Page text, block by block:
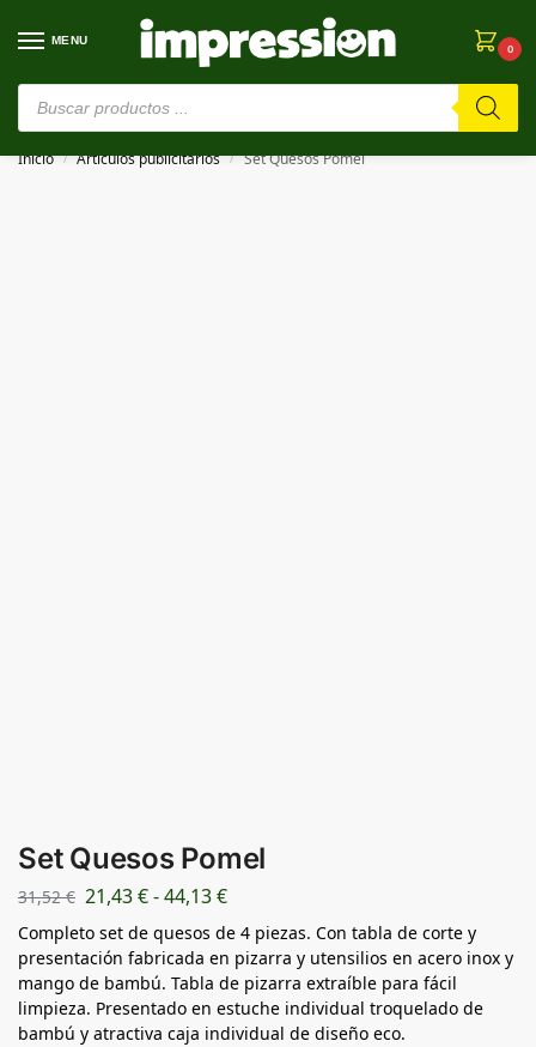
MENU
0
⚠️ Estamos en pruebas. Si algo falla, ¡Perdón!⚠️
Inicio / Artículos publicitarios / Set Quesos Pomel
Set Quesos Pomel
31,52€ 21,43€-44,13€
Completo set de quesos de 4 piezas. Con tabla de corte y
presentación fabricada en pizarra y utensilios en acero inox y
mango de bambú. Tabla de pizarra extraíble para fácil
limpieza. Presentado en estuche individual troquelado de
bambú y atractiva caja individual de diseño eco.